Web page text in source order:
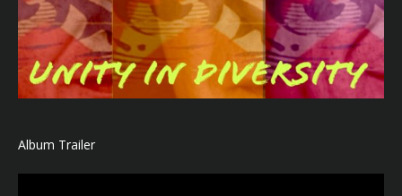
Album Trailer